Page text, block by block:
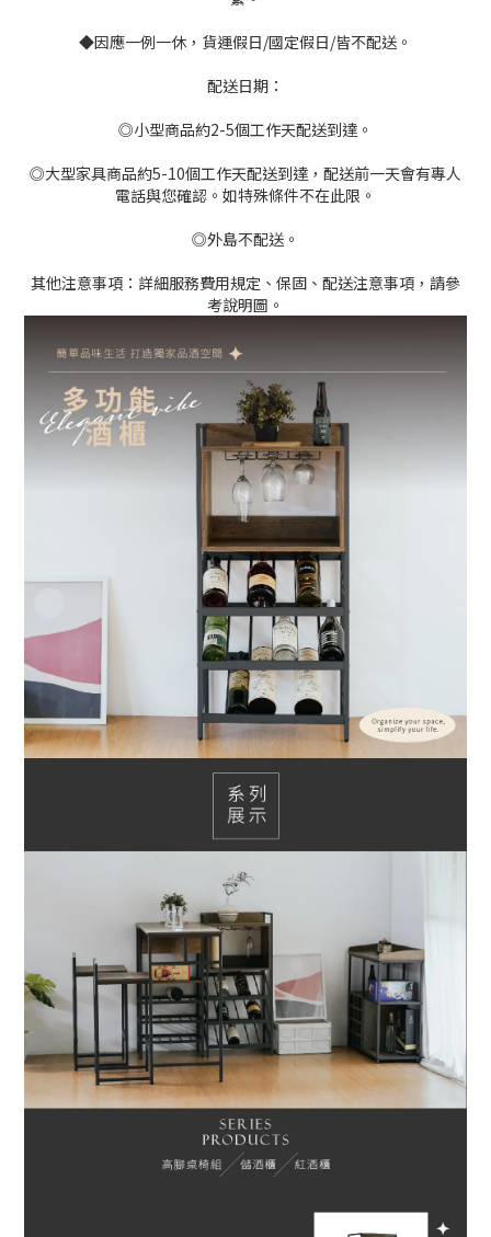
◆因應一例一休，貨運假日/國定假日/皆不配送。
配送日期：
◎小型商品約2-5個工作天配送到達。
◎大型家具商品約5-10個工作天配送到達，配送前一天會有專人
電話與您確認。如特殊條件不在此限。
◎外島不配送。
其他注意事項：詳細服務費用規定、保固、配送注意事項，請參
考說明圖。